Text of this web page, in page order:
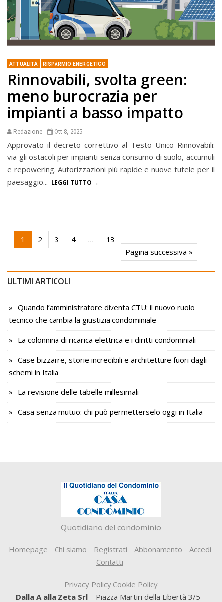
ATTUALITÀ RISPARMIO ENERGETICO
Rinnovabili, svolta green:
meno burocrazia per
impianti a basso impatto
Redazione Ott 8, 2025
Approvato il decreto correttivo al Testo Unico Rinnovabili:
via gli ostacoli per impianti senza consumo di suolo, accumuli
e repowering. Autorizzazioni più rapide e nuove tutele per il
paesaggio... LEGGI TUTTO
1 2 3 4 …
13
Pagina successiva »
ULTIMI ARTICOLI
Quando l’amministratore diventa CTU: il nuovo ruolo
tecnico che cambia la giustizia condominiale
La colonnina di ricarica elettrica e i diritti condominiali
Case bizzarre, storie incredibili e architetture fuori dagli
schemi in Italia
La revisione delle tabelle millesimali
Casa senza mutuo: chi può permetterselo oggi in Italia
Quotidiano del condominio
Homepage Chi siamo Registrati Abbonamento
Accedi
Contatti
Privacy Policy Cookie Policy
Dalla A alla Zeta Srl – Piazza Martiri della Libertà 3/5 –